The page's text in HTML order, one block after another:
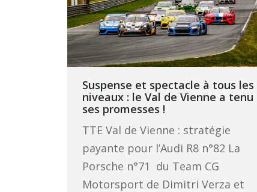
Suspense et spectacle à tous les
niveaux : le Val de Vienne a tenu
ses promesses !
TTE Val de Vienne : stratégie
payante pour l’Audi R8 n°82 La
Porsche n°71 du Team CG
Motorsport de Dimitri Verza et